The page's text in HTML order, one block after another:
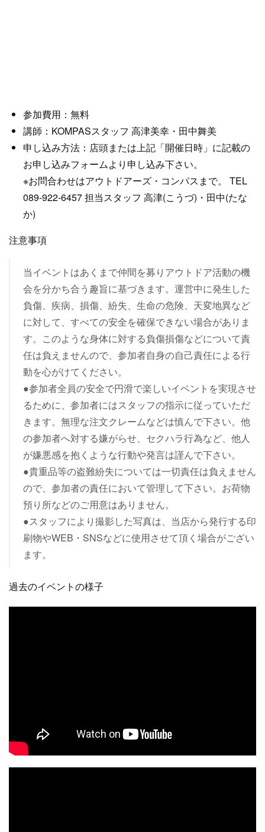
参加費用：無料
講師：KOMPASスタッフ 高津美幸・田中舞美
申し込み方法：店頭または上記「開催日時」に記載の
お申し込みフォームより申し込み下さい。
※お問合わせはアウトドアーズ・コンパスまで。 TEL
089-922-6457 担当スタッフ 高津(こうづ)・田中(たな
か)
注意事項
当イベントはあくまで仲間を募りアウトドア活動の機
会を分かち合う趣旨に基づきます。運営中に発生した
負傷、疾病、損傷、紛失、生命の危険、天変地異など
に対して、すべての安全を確保できない場合がありま
す。このような身体に対する負傷損傷などについて責
任は負えませんので、参加者自身の自己責任による行
動を心がけてください。
●参加者全員の安全で円滑で楽しいイベントを実現させ
るために、参加者にはスタッフの指示に従っていただ
きます。無理な注文クレームなどは慎んで下さい。他
の参加者へ対する嫌がらせ、セクハラ行為など、他人
が嫌悪感を抱くような行動や発言は謹んで下さい。
●貴重品等の盗難紛失については一切責任は負えません
ので、参加者の責任において管理して下さい。お荷物
預り所などのご用意はありません。
●スタッフにより撮影した写真は、当店から発行する印
刷物やWEB・SNSなどに使用させて頂く場合がござい
ます。
過去のイベントの様子